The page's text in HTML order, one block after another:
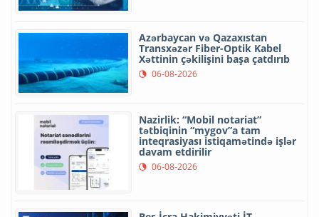
Azərbaycan və Qazaxıstan
Transxəzər Fiber-Optik Kabel
Xəttinin çəkilişini başa çatdırıb
06-08-2026
Nazirlik: “Mobil notariat”
tətbiqinin “mygov”a tam
inteqrasiyası istiqamətində işlər
davam etdirilir
06-08-2026